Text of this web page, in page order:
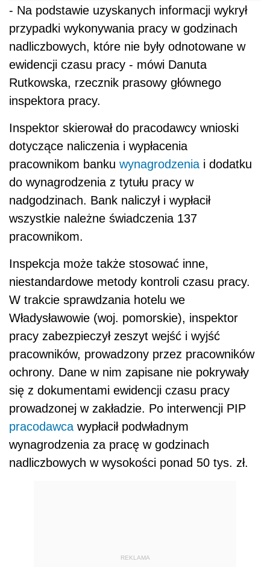
- Na podstawie uzyskanych informacji wykrył
przypadki wykonywania pracy w godzinach
nadliczbowych, które nie były odnotowane w
ewidencji czasu pracy - mówi Danuta
Rutkowska, rzecznik prasowy głównego
inspektora pracy.
Inspektor skierował do pracodawcy wnioski
dotyczące naliczenia i wypłacenia
pracownikom banku wynagrodzenia i dodatku
do wynagrodzenia z tytułu pracy w
nadgodzinach. Bank naliczył i wypłacił
wszystkie należne świadczenia 137
pracownikom.
Inspekcja może także stosować inne,
niestandardowe metody kontroli czasu pracy.
W trakcie sprawdzania hotelu we
Władysławowie (woj. pomorskie), inspektor
pracy zabezpieczył zeszyt wejść i wyjść
pracowników, prowadzony przez pracowników
ochrony. Dane w nim zapisane nie pokrywały
się z dokumentami ewidencji czasu pracy
prowadzonej w zakładzie. Po interwencji PIP
pracodawca wypłacił podwładnym
wynagrodzenia za pracę w godzinach
nadliczbowych w wysokości ponad 50 tys. zł.
REKLAMA